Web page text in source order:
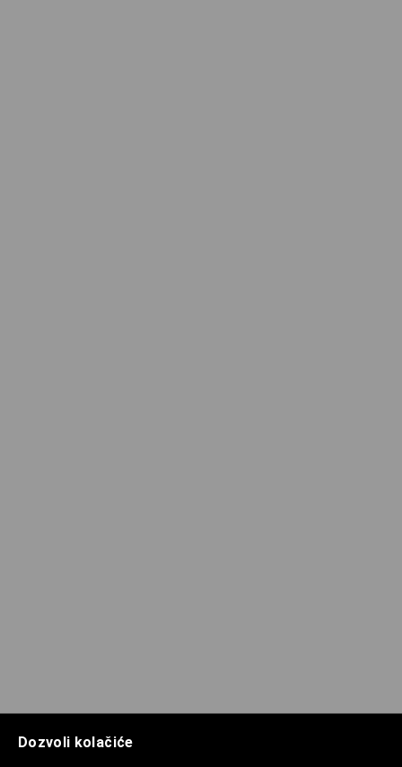
Dozvoli kolačiće